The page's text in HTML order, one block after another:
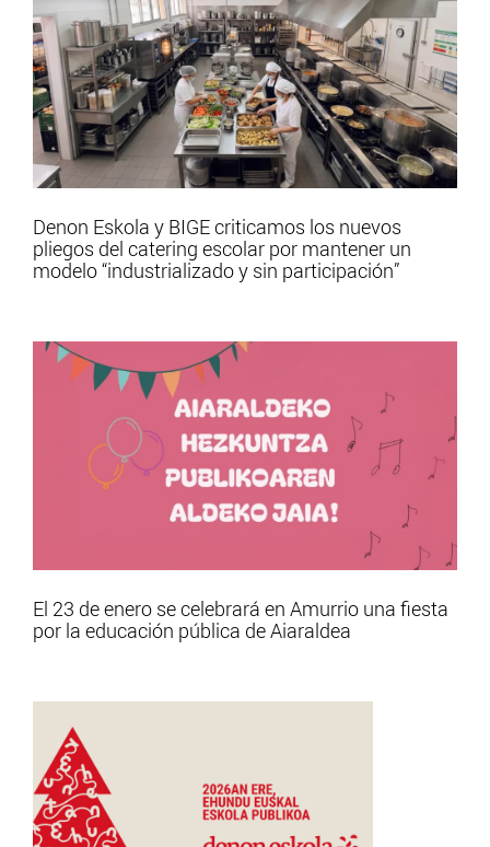
Denon Eskola y BIGE criticamos los nuevos
pliegos del catering escolar por mantener un
modelo “industrializado y sin participación”
El 23 de enero se celebrará en Amurrio una fiesta
por la educación pública de Aiaraldea